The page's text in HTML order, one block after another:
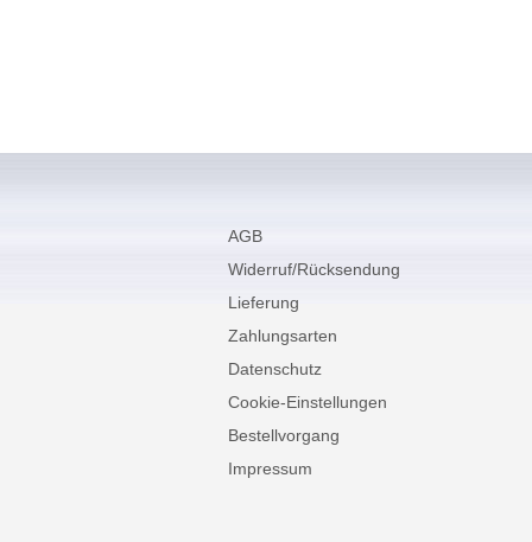
AGB
Widerruf/Rücksendung
Lieferung
Zahlungsarten
Datenschutz
Cookie-Einstellungen
Bestellvorgang
Impressum